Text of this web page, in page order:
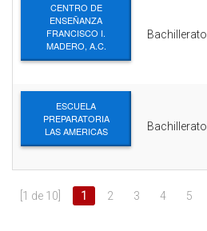
CENTRO DE
ENSEÑANZA
FRANCISCO I.
MADERO, A.C.
Bachillerato
ESCUELA
PREPARATORIA
LAS AMERICAS
Bachillerato
[1 de 10] 1 2 3 4 5